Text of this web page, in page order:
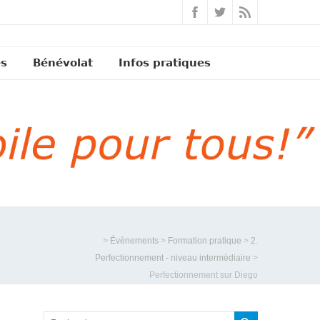
Bénévolat Infos pratiques
> Évènements > Formation pratique > 2.
Perfectionnement - niveau intermédiaire >
Perfectionnement sur Diego